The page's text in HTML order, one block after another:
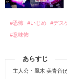
#恐怖 #いじめ #デス
#意味怖
あらすじ
主人公・風木 美青音(